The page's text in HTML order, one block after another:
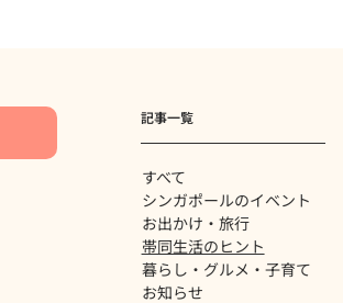
記事一覧
すべて
シンガポールのイベント
お出かけ・旅行
帯同生活のヒント
暮らし・グルメ・子育て
お知らせ